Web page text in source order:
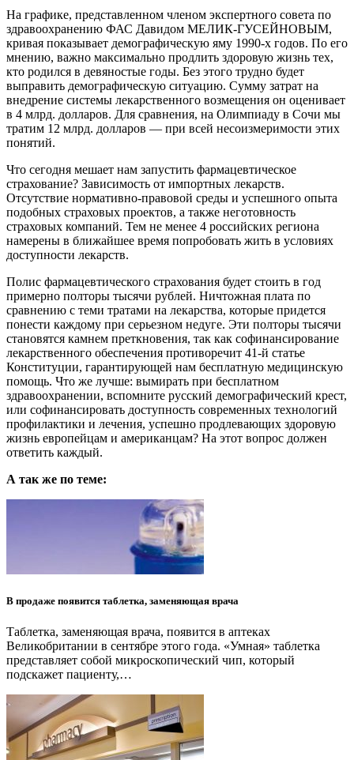
На графике, представленном членом экспертного совета по
здравоохранению ФАС Давидом МЕЛИК-ГУСЕЙНОВЫМ,
кривая показывает демографическую яму 1990-х годов. По его
мнению, важно максимально продлить здоровую жизнь тех,
кто родился в девяностые годы. Без этого трудно будет
выправить демографическую ситуацию. Сумму затрат на
внедрение системы лекарственного возмещения он оценивает
в 4 млрд. долларов. Для сравнения, на Олимпиаду в Сочи мы
тратим 12 млрд. долларов — при всей несоизмеримости этих
понятий.
Что сегодня мешает нам запустить фармацевтическое
страхование? Зависимость от импортных лекарств.
Отсутствие нормативно-правовой среды и успешного опыта
подобных страховых проектов, а также неготовность
страховых компаний. Тем не менее 4 российских региона
намерены в ближайшее время попробовать жить в условиях
доступности лекарств.
Полис фармацевтического страхования будет стоить в год
примерно полторы тысячи рублей. Ничтожная плата по
сравнению с теми тратами на лекарства, которые придется
понести каждому при серьезном недуге. Эти полторы тысячи
становятся камнем преткновения, так как софинансирование
лекарственного обеспечения противоречит 41-й статье
Конституции, гарантирующей нам бесплатную медицинскую
помощь. Что же лучше: вымирать при бесплатном
здравоохранении, вспомните русский демографический крест,
или софинансировать доступность современных технологий
профилактики и лечения, успешно продлевающих здоровую
жизнь европейцам и американцам? На этот вопрос должен
ответить каждый.
А так же по теме:
В продаже появится таблетка, заменяющая врача
Таблетка, заменяющая врача, появится в аптеках
Великобритании в сентябре этого года. «Умная» таблетка
представляет собой микроскопический чип, который
подскажет пациенту,…